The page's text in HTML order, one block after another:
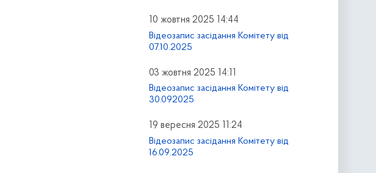
10 жовтня 2025 14:44
Відеозапис засідання Комітету від
07.10.2025
03 жовтня 2025 14:11
Відеозапис засідання Комітету від
30.092025
19 вересня 2025 11:24
Відеозапис засідання Комітету від
16.09.2025